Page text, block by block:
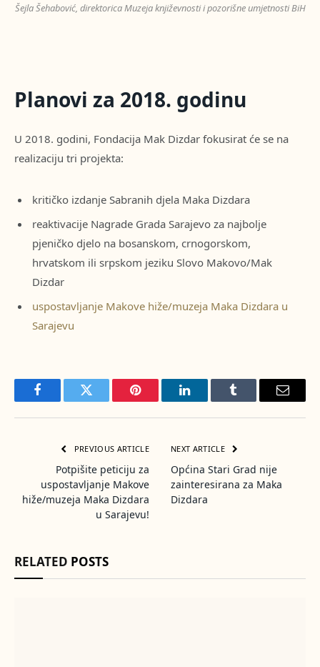
Šejla Šehabović, direktorica Muzeja književnosti i pozorišne umjetnosti BiH
Planovi za 2018. godinu
U 2018. godini, Fondacija Mak Dizdar fokusirat će se na
realizaciju tri projekta:
kritičko izdanje Sabranih djela Maka Dizdara
reaktivacije Nagrade Grada Sarajevo za najbolje
pjeničko djelo na bosanskom, crnogorskom,
hrvatskom ili srpskom jeziku Slovo Makovo/Mak
Dizdar
uspostavljanje Makove hiže/muzeja Maka Dizdara u
Sarajevu
FacebookTwitter Pinterest LinkedInTumblr Email
PREVIOUS ARTICLE
Potpišite peticiju za
uspostavljanje Makove
hiže/muzeja Maka Dizdara
u Sarajevu!
NEXT ARTICLE
Općina Stari Grad nije
zainteresirana za Maka
Dizdara
RELATED POSTS